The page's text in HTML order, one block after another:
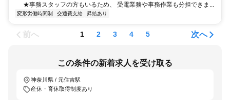
★事務スタッフの方もいるため、 受電業務や事務作業も分担できま...
変形労働時間制 交通費支給 昇給あり
前へ 1 2 3 4 5 次へ
この条件の新着求人を受け取る
神奈川県 / 元住吉駅
産休・育休取得制度あり